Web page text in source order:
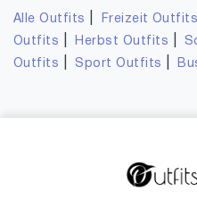
Alle Outfits Freizeit Outfits
Outfits
Herbst Outfits
Outfits
Sport Outfits